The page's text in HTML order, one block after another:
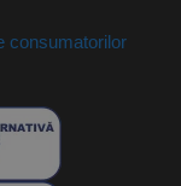
consumatorilor